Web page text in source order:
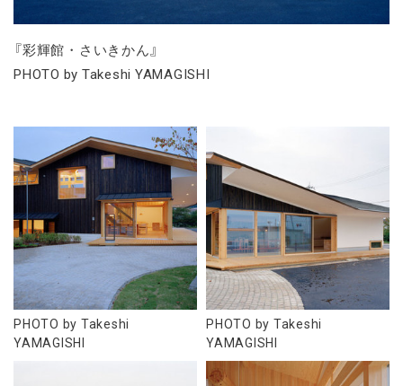
『彩輝館・さいきかん』
PHOTO by Takeshi YAMAGISHI
PHOTO by Takeshi
YAMAGISHI
PHOTO by Takeshi
YAMAGISHI